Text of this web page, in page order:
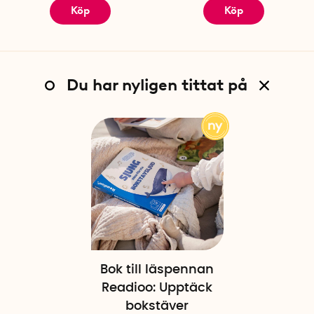
Köp
Köp
Du har nyligen tittat på
Bok till läspennan
Readioo: Upptäck
bokstäver